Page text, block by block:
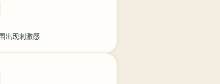
出现刺激感